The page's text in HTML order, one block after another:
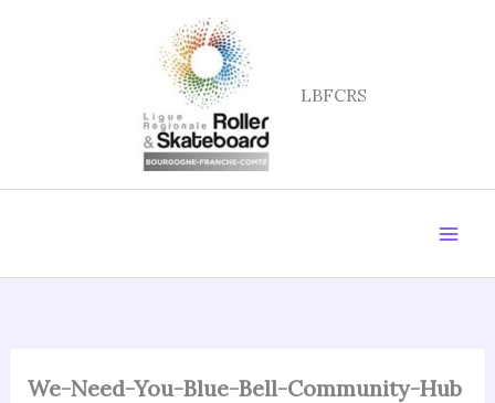
LBFCRS
We-Need-You-Blue-Bell-Community-Hub